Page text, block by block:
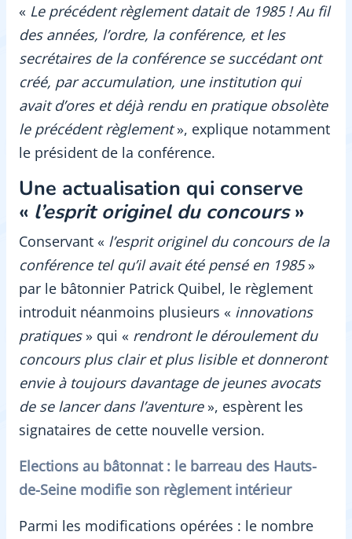
« Le précédent règlement datait de 1985 ! Au fil
des années, l’ordre, la conférence, et les
secrétaires de la conférence se succédant ont
créé, par accumulation, une institution qui
avait d’ores et déjà rendu en pratique obsolète
le précédent règlement», explique notamment
le président de la conférence.
Une actualisation qui conserve
« l’esprit originel du concours»
Conservant « l’esprit originel du concours de la
conférence tel qu’il avait été pensé en 1985»
par le bâtonnier Patrick Quibel, le règlement
introduit néanmoins plusieurs « innovations
pratiques» qui « rendront le déroulement du
concours plus clair et plus lisible et donneront
envie à toujours davantage de jeunes avocats
de se lancer dans l’aventure», espèrent les
signataires de cette nouvelle version.
Elections au bâtonnat : le barreau des Hauts-
de-Seine modifie son règlement intérieur
Parmi les modifications opérées : le nombre